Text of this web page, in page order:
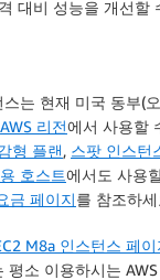
대비 성능을 개선할
는 현재 미국 동부(
AWS 리전에서 사용할
형 플랜, 스팟 인스턴
호스트에서도 사용
금 페이지를 참조하
M8a 인스턴스 페이
평소 이용하시는